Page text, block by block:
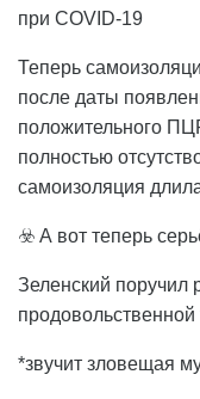
при COVID-19
Теперь
после даты
положительного
полностью
самоизоляция
☣️ А вот теперь
Зеленский поручил
*звучит зловещая